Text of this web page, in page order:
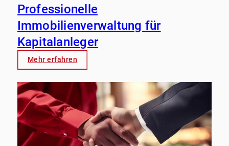
Professionelle
Immobilienverwaltung für
Kapitalanleger
Mehr erfahren